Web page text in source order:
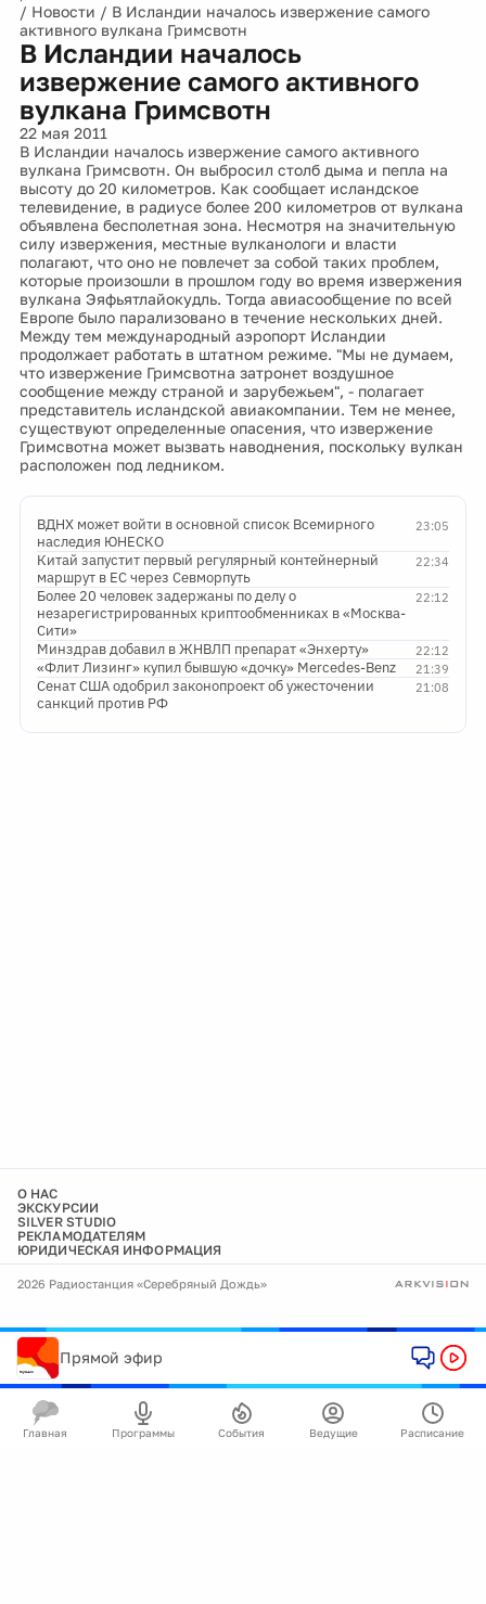
/ Новости / В Исландии началось извержение самого
активного вулкана Гримсвотн
В Исландии началось
извержение самого активного
вулкана Гримсвотн
22 мая 2011
В Исландии началось извержение самого активного
вулкана Гримсвотн. Он выбросил столб дыма и пепла на
высоту до 20 километров. Как сообщает исландское
телевидение, в радиусе более 200 километров от вулкана
объявлена бесполетная зона. Несмотря на значительную
силу извержения, местные вулканологи и власти
полагают, что оно не повлечет за собой таких проблем,
которые произошли в прошлом году во время извержения
вулкана Эяфьятлайокудль. Тогда авиасообщение по всей
Европе было парализовано в течение нескольких дней.
Между тем международный аэропорт Исландии
продолжает работать в штатном режиме. "Мы не думаем,
что извержение Гримсвотна затронет воздушное
сообщение между страной и зарубежьем", - полагает
представитель исландской авиакомпании. Тем не менее,
существуют определенные опасения, что извержение
Гримсвотна может вызвать наводнения, поскольку вулкан
расположен под ледником.
23:05
ВДНХ может войти в основной список Всемирного
наследия ЮНЕСКО
22:34
Китай запустит первый регулярный контейнерный
маршрут в ЕС через Севморпуть
22:12
Более 20 человек задержаны по делу о
незарегистрированных криптообменниках в «Москва-
Сити»
22:12
Минздрав добавил в ЖНВЛП препарат «Энхерту»
21:39
«Флит Лизинг» купил бывшую «дочку» Mercedes-Benz
21:08
Сенат США одобрил законопроект об ужесточении
санкций против РФ
О НАС
ЭКСКУРСИИ
SILVER STUDIO
РЕКЛАМОДАТЕЛЯМ
ЮРИДИЧЕСКАЯ ИНФОРМАЦИЯ
2026 Радиостанция «Серебряный Дождь»
Прямой эфир
Главная Программы События Ведущие Расписание